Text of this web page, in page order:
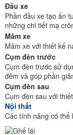
Đầu xe
Phần đầu xe tạo ấn
những chi tiết mạ
Mâm xe
Mâm xe với thiết kế
Cụm đèn trước
Cụm đèn trước sử
đêm và góp phần
Cụm đèn sau
Cụm đèn sau với
Nội thất
Các tính năng có thể